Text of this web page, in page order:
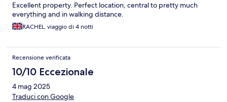
Excellent property. Perfect location, central to pretty much
everything and in walking distance.
RACHEL, viaggio di 4 notti
Recensione verificata
10/10 Eccezionale
4 mag 2025
Traduci con Google